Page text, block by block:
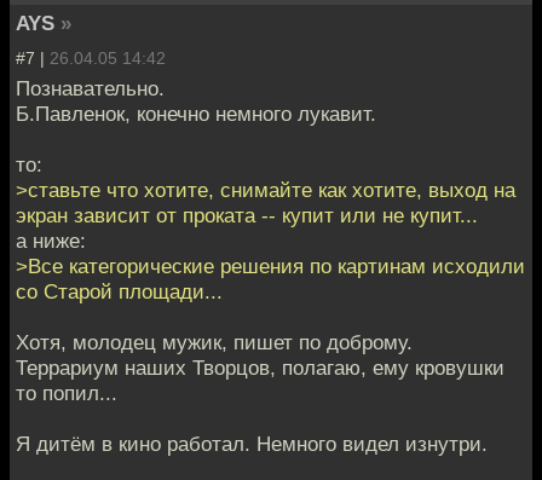
AYS »
#7 | 26.04.05 14:42
Познавательно.
Б.Павленок, конечно немного лукавит.
то:
>ставьте что хотите, снимайте как хотите, выход на
экран зависит от проката -- купит или не купит...
а ниже:
>Все категорические решения по картинам исходили
со Старой площади...
Хотя, молодец мужик, пишет по доброму.
Террариум наших Творцов, полагаю, ему кровушки
то попил...
Я дитём в кино работал. Немного видел изнутри.